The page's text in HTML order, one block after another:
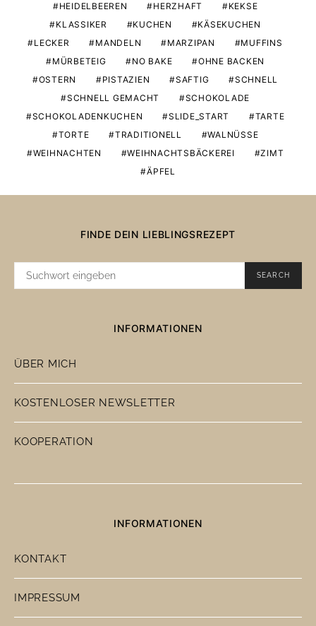
HEIDELBEEREN
HERZHAFT
KEKSE
KLASSIKER
KUCHEN
KÄSEKUCHEN
LECKER
MANDELN MARZIPAN
MUFFINS
MÜRBETEIG
NO BAKE
OHNE BACKEN
OSTERN
PISTAZIEN SAFTIG
SCHNELL
SCHNELL GEMACHT
SCHOKOLADE
SCHOKOLADENKUCHEN
SLIDE_START
TARTE
TORTE
TRADITIONELL
WALNÜSSE
WEIHNACHTEN
WEIHNACHTSBÄCKEREI
ZIMT
ÄPFEL
FINDE DEIN LIEBLINGSREZEPT
SUCHE
SEARCH
INFORMATIONEN
ÜBER MICH
KOSTENLOSER NEWSLETTER
KOOPERATION
INFORMATIONEN
KONTAKT
IMPRESSUM